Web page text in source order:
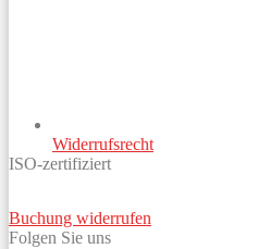
Widerrufsrecht
ISO-zertifiziert
Buchung widerrufen
Folgen Sie uns